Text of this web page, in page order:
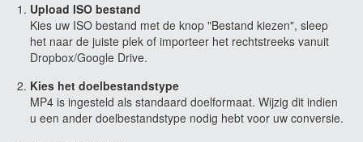
Upload ISO bestand
Kies uw ISO bestand met de knop "Bestand kiezen", sleep
het naar de juiste plek of importeer het rechtstreeks vanuit
Dropbox/Google Drive.
Kies het doelbestandstype
MP4 is ingesteld als standaard doelformaat. Wijzig dit indien
u een ander doelbestandstype nodig hebt voor uw conversie.